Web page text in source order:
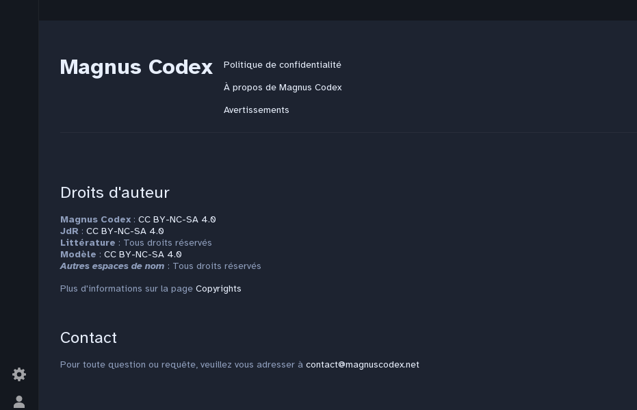
Magnus Codex
Politique de confidentialité
À propos de Magnus Codex
Avertissements
Droits d'auteur
Magnus Codex : CC BY-NC-SA 4.0
JdR : CC BY-NC-SA 4.0
Littérature : Tous droits réservés
Modèle : CC BY-NC-SA 4.0
Autres espaces de nom : Tous droits réservés
Plus d'informations sur la page Copyrights
Contact
Pour toute question ou requête, veuillez vous adresser à contact@magnuscodex.net